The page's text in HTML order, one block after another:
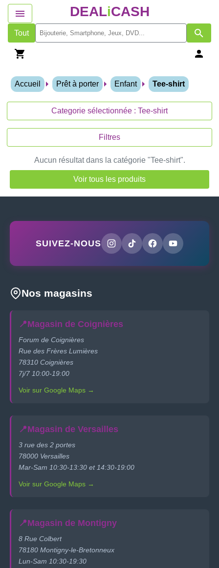
DEALiCASH
Tout
Accueil Prêt à porter Enfant Tee-shirt
Categorie sélectionnée : Tee-shirt
Filtres
Aucun résultat dans la catégorie "Tee-shirt".
Voir tous les produits
SUIVEZ-NOUS
Nos magasins
📍Magasin de Coignières
Forum de Coignières
Rue des Frères Lumières
78310 Coignières
7j/7 10:00-19:00
Voir sur Google Maps →
📍Magasin de Versailles
3 rue des 2 portes
78000 Versailles
Mar-Sam 10:30-13:30 et 14:30-19:00
Voir sur Google Maps →
📍Magasin de Montigny
8 Rue Colbert
78180 Montigny-le-Bretonneux
Lun-Sam 10:30-19:30